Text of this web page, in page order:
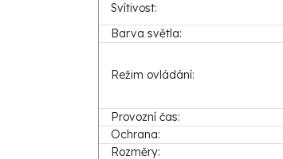
Svítivost:
Barva světla:
Režim ovládání:
Provozní čas:
Ochrana:
Rozměry: